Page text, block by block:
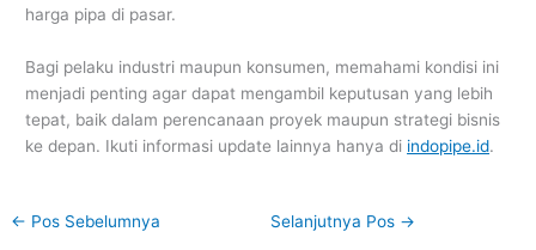
harga pipa di pasar.
Bagi pelaku industri maupun konsumen, memahami kondisi ini
menjadi penting agar dapat mengambil keputusan yang lebih
tepat, baik dalam perencanaan proyek maupun strategi bisnis
ke depan. Ikuti informasi update lainnya hanya di indopipe.id.
← Pos Sebelumnya Selanjutnya Pos →